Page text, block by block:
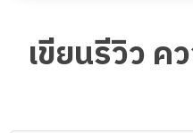
เขียนรีวิว ค